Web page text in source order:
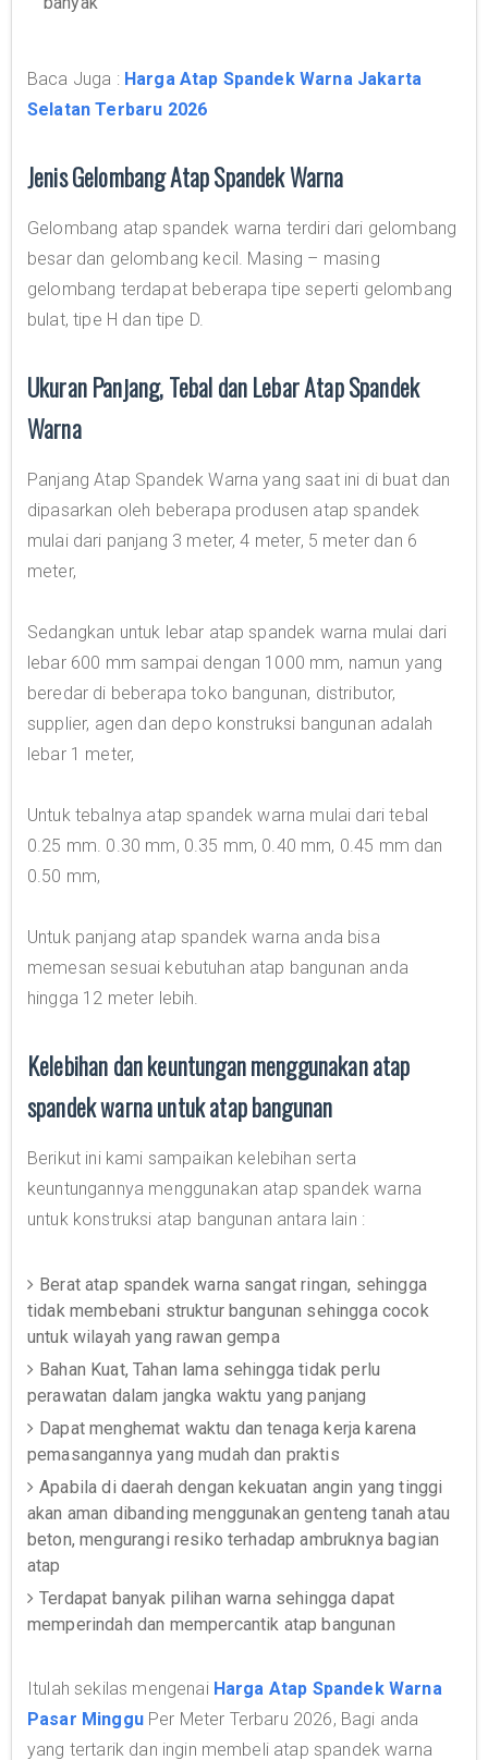
Baca Juga : Harga Atap Spandek Warna Jakarta
Selatan Terbaru 2026
Jenis Gelombang Atap Spandek Warna
Gelombang atap spandek warna terdiri dari gelombang
besar dan gelombang kecil. Masing – masing
gelombang terdapat beberapa tipe seperti gelombang
bulat, tipe H dan tipe D.
Ukuran Panjang, Tebal dan Lebar Atap Spandek
Warna
Panjang Atap Spandek Warna yang saat ini di buat dan
dipasarkan oleh beberapa produsen atap spandek
mulai dari panjang 3 meter, 4 meter, 5 meter dan 6
meter,
Sedangkan untuk lebar atap spandek warna mulai dari
lebar 600 mm sampai dengan 1000 mm, namun yang
beredar di beberapa toko bangunan, distributor,
supplier, agen dan depo konstruksi bangunan adalah
lebar 1 meter,
Untuk tebalnya atap spandek warna mulai dari tebal
0.25 mm. 0.30 mm, 0.35 mm, 0.40 mm, 0.45 mm dan
0.50 mm,
Untuk panjang atap spandek warna anda bisa
memesan sesuai kebutuhan atap bangunan anda
hingga 12 meter lebih.
Kelebihan dan keuntungan menggunakan atap
spandek warna untuk atap bangunan
Berikut ini kami sampaikan kelebihan serta
keuntungannya menggunakan atap spandek warna
untuk konstruksi atap bangunan antara lain :
Berat atap spandek warna sangat ringan, sehingga
tidak membebani struktur bangunan sehingga cocok
untuk wilayah yang rawan gempa
Bahan Kuat, Tahan lama sehingga tidak perlu
perawatan dalam jangka waktu yang panjang
Dapat menghemat waktu dan tenaga kerja karena
pemasangannya yang mudah dan praktis
Apabila di daerah dengan kekuatan angin yang tinggi
akan aman dibanding menggunakan genteng tanah atau
beton, mengurangi resiko terhadap ambruknya bagian
atap
Terdapat banyak pilihan warna sehingga dapat
memperindah dan mempercantik atap bangunan
Itulah sekilas mengenai Harga Atap Spandek Warna
Pasar MingguPer Meter Terbaru 2026, Bagi anda
yang tertarik dan ingin membeli atap spandek warna